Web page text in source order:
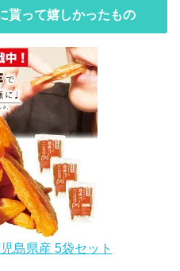
貰って嬉しかったもの
島県産 5袋セット